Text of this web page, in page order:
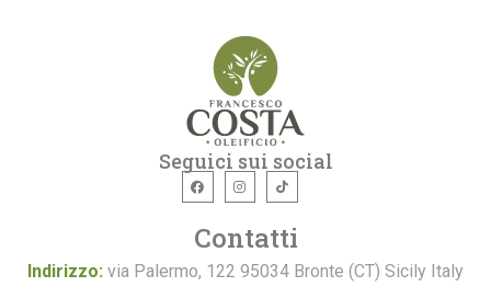
Seguici sui social
Contatti
Indirizzo: via Palermo, 122 95034 Bronte (CT) Sicily Italy